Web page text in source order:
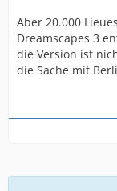
Aber 20.000
Dreamscapes 3
die Version ist
die Sache mit